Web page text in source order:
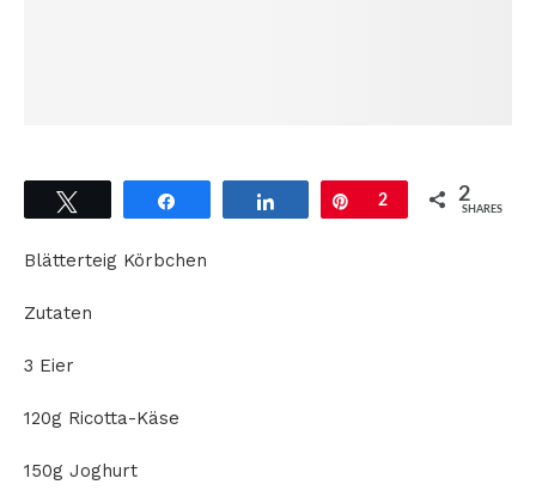
Pin
2 2
SHARES
Blätterteig Körbchen
Zutaten
3 Eier
120g Ricotta-Käse
150g Joghurt